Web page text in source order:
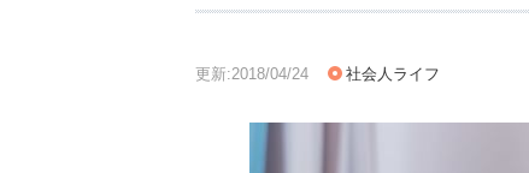
更新:2018/04/24 社会人ライフ